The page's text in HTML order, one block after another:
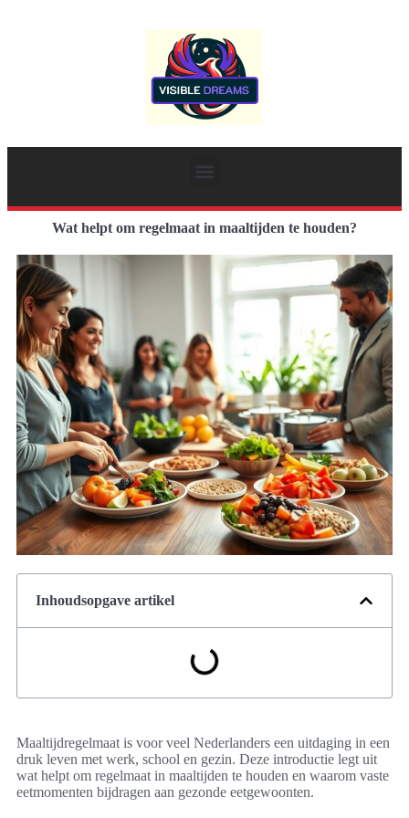
Wat helpt om regelmaat in maaltijden te houden?
Inhoudsopgave artikel
Maaltijdregelmaat is voor veel Nederlanders een uitdaging in een
druk leven met werk, school en gezin. Deze introductie legt uit
wat helpt om regelmaat in maaltijden te houden en waarom vaste
eetmomenten bijdragen aan gezonde eetgewoonten.